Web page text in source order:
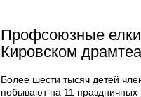
Профсоюзные
Кировском
Более шести тысяч детей
побывают на 11